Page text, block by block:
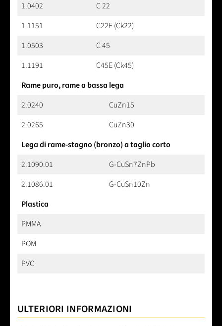
1.0402
C 22
1.1151
C22E (Ck22)
1.0503
C 45
1.1191
C45E (Ck45)
Rame puro, rame a bassa lega
2.0240
CuZn15
2.0265
CuZn30
Lega di rame-stagno (bronzo) a taglio corto
2.1090.01
G-CuSn7ZnPb
2.1086.01
G-CuSn10Zn
Plastica
PMMA
POM
PVC
ULTERIORI INFORMAZIONI